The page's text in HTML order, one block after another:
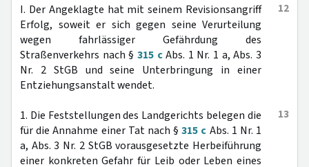
12
I. Der Angeklagte hat mit seinem Revisionsangriff
Erfolg, soweit er sich gegen seine Verurteilung
wegen fahrlässiger Gefährdung des
Straßenverkehrs nach § 315 cAbs. 1 Nr. 1 a, Abs. 3
Nr. 2 StGB und seine Unterbringung in einer
Entziehungsanstalt wendet.
13
1. Die Feststellungen des Landgerichts belegen die
für die Annahme einer Tat nach §315 c Abs. 1 Nr. 1
a, Abs. 3 Nr. 2 StGB vorausgesetzte Herbeiführung
einer konkreten Gefahr für Leib oder Leben eines